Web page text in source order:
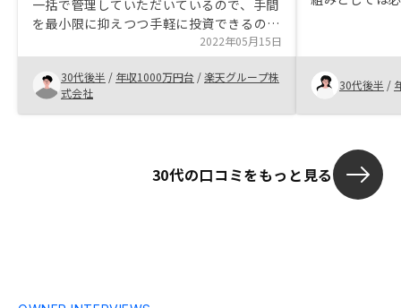
一括で管理していただいているので、手間
を最小限に抑えつつ手軽に投資できるのが
決め手 これまで付き合ってくた仲介は訳
あり物件を平気で紹介するなどのことがあ
りましたが、Renosyはそんなことなく真
摯に対応してくれていると感じたので、今
後も引き続きRenosyで購入していきたい
2022年05月15日
30代後半 / 年収1000万円台 /楽天グループ株
式会社
な感じがしま
がありました。
30代後半 /
30代の口コミをもっと見る